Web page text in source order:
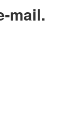
mail.